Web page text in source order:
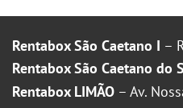
Rentabox São Caetano I –
Rentabox São Caetano do
Rentabox LIMÃO – Av.